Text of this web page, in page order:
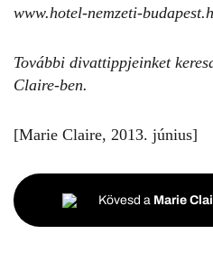
www.hotel-nemzeti-
További divattippjeinket
Claire-ben.
[Marie Claire, 2013. június]
Kövesd a Marie